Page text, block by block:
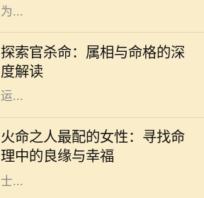
为...
探索官杀命：属相与命格的深
度解读
在中国传统文化中，命理学是一门博
大精深的学问，其中属相与命格的关
系尤为引人注目。官杀命，作为一种
特定的命格，常常和成功、权威、财
运...
火命之人最配的女性：寻找命
理中的良缘与幸福
在中国的传统命理学中，火命代表着
热情、活力与激情。火命之人，通常
生性乐观，充满创造力和积极向上的
力量。然而，合适的伴侣对于火命人
士...
在中国传统命理学中，八字命理被广